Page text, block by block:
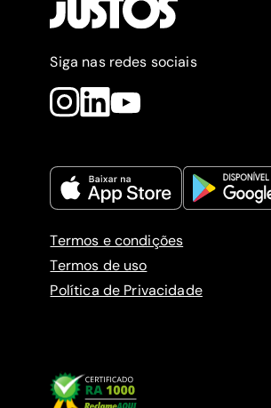
Siga nas redes sociais
Termos e condições
Termos de uso
Política de Privacidade